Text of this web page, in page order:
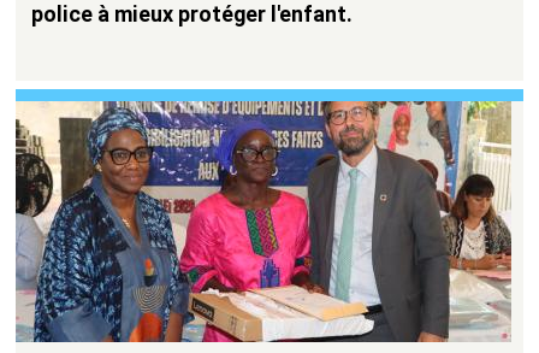
police à mieux protéger l'enfant.